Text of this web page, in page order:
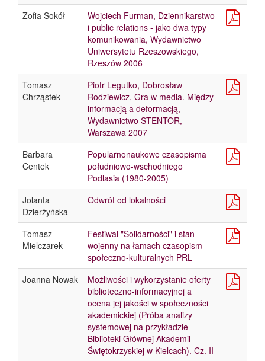
Zofia Sokół
Wojciech Furman, Dziennikarstwo
i public relations - jako dwa typy
komunikowania, Wydawnictwo
Uniwersytetu Rzeszowskiego,
Rzeszów 2006
Tomasz
Chrząstek
Piotr Legutko, Dobrosław
Rodziewicz, Gra w media. Między
informacją a deformacją,
Wydawnictwo STENTOR,
Warszawa 2007
Barbara
Centek
Popularnonaukowe czasopisma
południowo-wschodniego
Podlasia (1980-2005)
Jolanta
Dzierżyńska
Odwrót od lokalności
Tomasz
Mielczarek
Festiwal "Solidarności" i stan
wojenny na łamach czasopism
społeczno-kulturalnych PRL
Joanna Nowak
Możliwości i wykorzystanie oferty
biblioteczno-informacyjnej a
ocena jej jakości w społeczności
akademickiej (Próba analizy
systemowej na przykładzie
Biblioteki Głównej Akademii
Świętokrzyskiej w Kielcach). Cz. II